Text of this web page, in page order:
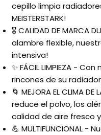
cepillo limpia
MEISTERSTARK!
🎖️ CALIDAD DE
alambre flexible,
intensiva!
✨ FÁCIL LIMPIEZA -
rincones de su
🌀 MEJORA EL CLIMA
reduce el polvo, los
calidad de aire fresco
💪 MULTIFUNCIONAL